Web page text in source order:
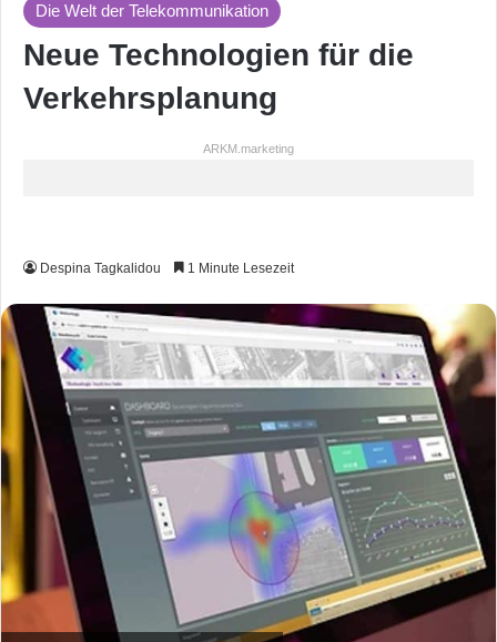
Die Welt der Telekommunikation
Neue Technologien für die
Verkehrsplanung
ARKM.marketing
Despina Tagkalidou 1 Minute Lesezeit